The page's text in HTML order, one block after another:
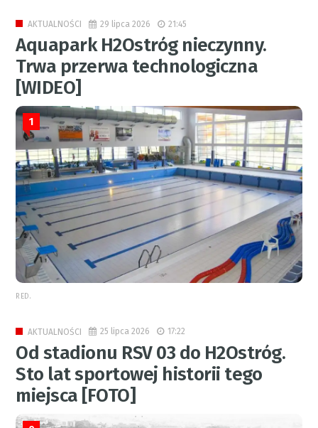
AKTUALNOŚCI 29 lipca 2026 21:45
Aquapark H2Ostróg nieczynny.
Trwa przerwa technologiczna
[WIDEO]
1
RED.
AKTUALNOŚCI 25 lipca 2026 17:22
Od stadionu RSV 03 do H2Ostróg.
Sto lat sportowej historii tego
miejsca [FOTO]